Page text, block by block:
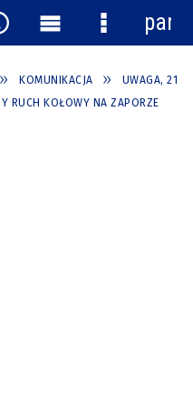
KOMUNIKACJA
UWAGA, 21
RUCH KOŁOWY NA ZAPORZE
Menu
główne
Menu
panel